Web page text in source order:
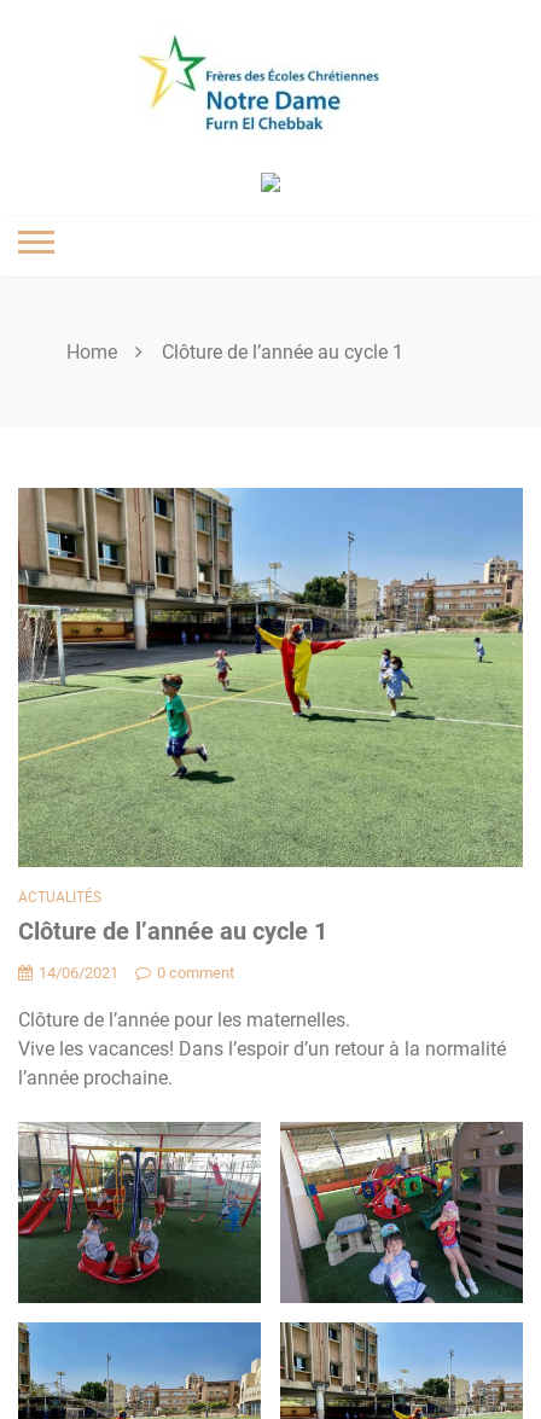
Home Clôture de l’année au cycle 1
ACTUALITÉS
Clôture de l’année au cycle 1
14/06/2021 0 comment
Clôture de l’année pour les maternelles.
Vive les vacances! Dans l’espoir d’un retour à la normalité
l’année prochaine.